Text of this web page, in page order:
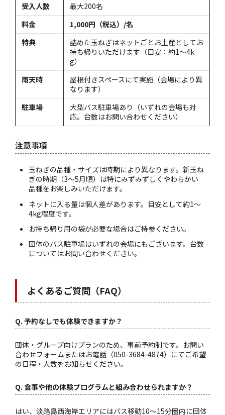
受入人数
最大200名
料金
1,000円（税込）/名
特典
詰めた玉ねぎはネットごとお土産としてお
持ち帰りいただけます（目安：約1〜4k
g）
雨天時
屋根付きスペースにて実施（会場により異
なります）
駐車場
大型バス駐車場あり（いずれの会場も対
応。台数はお問い合わせください）
注意事項
玉ねぎの品種・サイズは時期により異なります。新玉ね
ぎの時期（3〜5月頃）は特にみずみずしくやわらかい
品種をお楽しみいただけます。
ネットに入る量は個人差があります。目安として約1〜
4kg程度です。
お持ち帰り用の袋が必要な場合はご持参ください。
団体のバス駐車場はいずれの会場にもございます。台数
についてはお問い合わせください。
よくあるご質問（FAQ）
Q. 予約なしでも体験できますか？
団体・グループ向けプランのため、事前予約制です。お問い
合わせフォームまたはお電話（050-3684-4874）にてご希望
の日程・人数をお知らせください。
Q. 食事や他の体験プログラムと組み合わせられますか？
はい、淡路島西海岸エリアにはバス移動10〜15分圏内に団体